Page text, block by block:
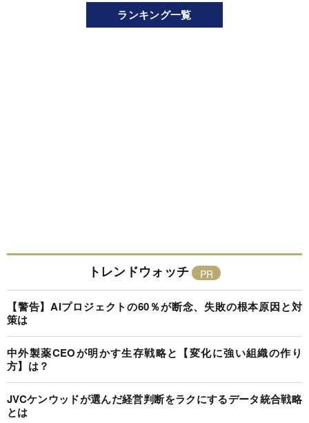
ランキング一覧
トレンドウォッチ
【警告】AIプロジェクトの60％が断念、失敗の根本原因と対
策は
中外製薬CEOが明かす生存戦略と【変化に強い組織の作り
方】は？
JVCケンウッドが選んだ経営判断をラクにするデータ統合戦略
とは